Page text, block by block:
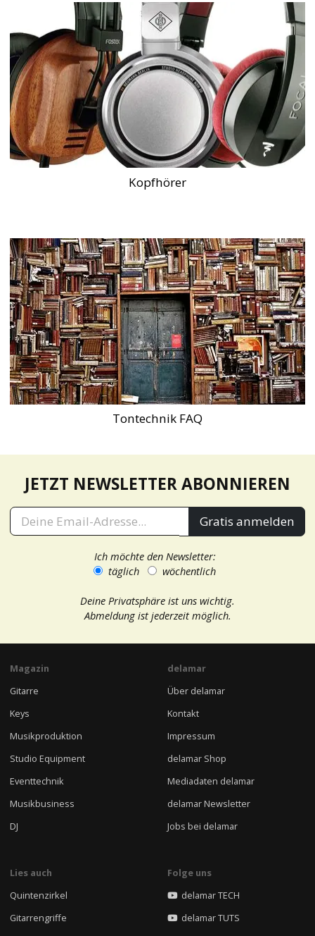
Kopfhörer
Tontechnik FAQ
JETZT NEWSLETTER ABONNIEREN
Gratis anmelden
Ich möchte den Newsletter:
täglich
wöchentlich
Deine Privatsphäre ist uns wichtig.
Abmeldung ist jederzeit möglich.
Magazin
Gitarre
Keys
Musikproduktion
Studio Equipment
Eventtechnik
Musikbusiness
DJ
delamar
Über delamar
Kontakt
Impressum
delamar Shop
Mediadaten delamar
delamar Newsletter
Jobs bei delamar
Lies auch
Quintenzirkel
Gitarrengriffe
Folge uns
delamar TECH
delamar TUTS